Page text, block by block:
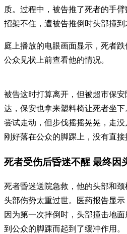
质。过程中，被告推了死者的手
招架不住，遭被告推倒时头部撞到
庭上播放的电眼画面显示，死者
公众见状上前查看他的情况。
被告这时打算离开，但被超市保
达，保安也拿来塑料椅让死者坐
尝试走动，但步伐摇摇晃晃，走
刚好落在公众的脚踝上，没有直接
死者受伤后昏迷不醒 最终因
死者昏迷送院急救，他的头部和
头部伤势太重过世。医药报告显
因为第一次摔倒时，头部撞击地
到公众的脚踝而起到了缓冲作用。